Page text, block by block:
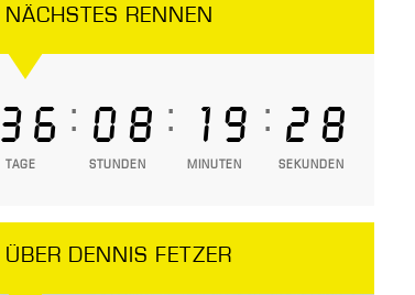
NÄCHSTES RENNEN
36
TAGE
: 08
STUNDEN
: 19
MINUTEN
: 27
SEKUNDEN
ÜBER DENNIS FETZER